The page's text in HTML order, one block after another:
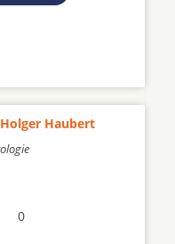
Haubert
0